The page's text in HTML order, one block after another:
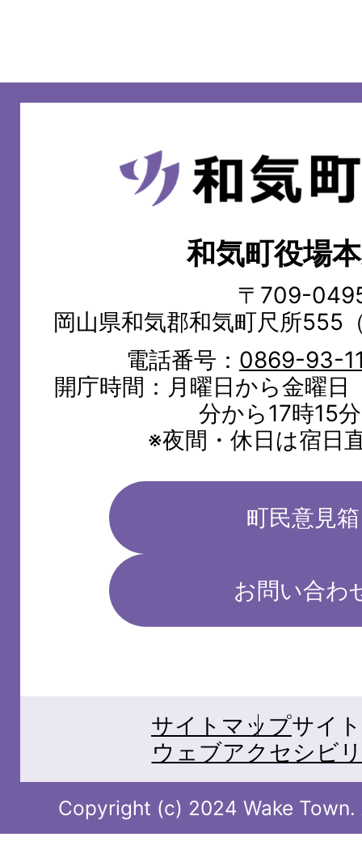
和
気
和気町役場
〒709-
岡山県和気郡和気町尺所555
電話番号： 0869-93-
開庁時間：月曜日から金曜
分から17時15
※夜間・休日は宿日
町民意見箱
お問い合わ
サイトマップサイ
ウェブアクセシビ
Copyright (c) 2024 Wake Town.